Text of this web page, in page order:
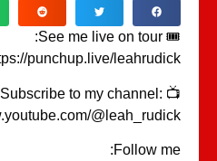
https://punchup.live/
📺 Subscribe to my channel:
www.youtube.com/
Follow